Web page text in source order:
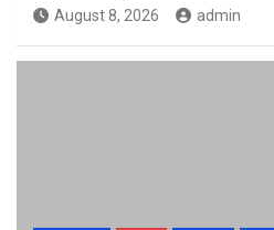
August 8, 2026 admin